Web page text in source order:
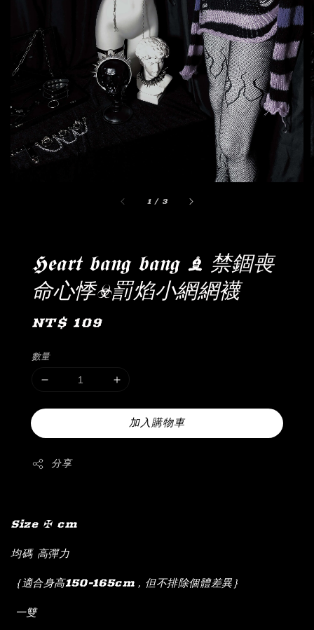
1 / 3
𝕳𝖊𝖆𝖗𝖙 𝖇𝖆𝖓𝖌 𝖇𝖆𝖓𝖌 ♝ 禁錮喪
命心悸☣︎罰焰小網網襪
Regular
NT$ 109
數量
加入購物車
分享
Size ✠ cm
均碼 高彈力
｛適合身高150-165cm，但不排除個體差異｝
一雙